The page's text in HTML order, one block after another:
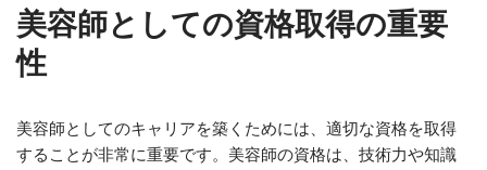
美容師としての資格取得の重要
性
美容師としてのキャリアを築くためには、適切な資格を取得
することが非常に重要です。美容師の資格は、技術力や知識